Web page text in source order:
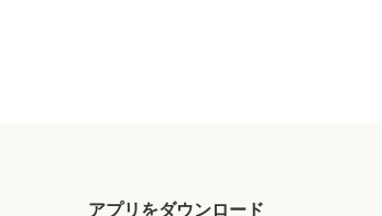
アプリをダウンロード